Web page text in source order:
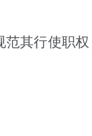
其行使职